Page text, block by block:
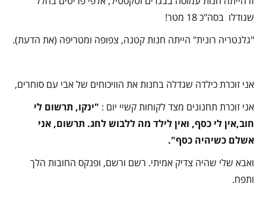
שגודלו בסה"כ 18 מטר!
"גלנטריה רונית" הייתה חנות קטנה, צפופה ומטריפה (את הדעת).
אני זוכרת כילדה שגדלה בחנותאת הוויכוחים של אבי עם סוחרים,
אני זוכרת תחנונים מצד לקוחות קשיי יום : "ינקו, תרשום לי
חוב,אין לי כסף, ואין לילד מה ללבוש לחג. תרשום, אני
אשלם כשיהיה כסף".
ואבא שלי שהיה צדיק אמיתי. רשם ורשם, ופנקס החובות הלך
ותפח.